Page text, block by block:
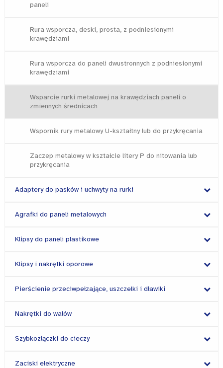
paneli
Rura wsporcza, deski, prosta, z podniesionymi
krawędziami
Rura wsporcza do paneli dwustronnych z podniesionymi
krawędziami
Wsparcie rurki metalowej na krawędziach paneli o
zmiennych średnicach
Wspornik rury metalowy U-kształtny lub do przykręcania
Zaczep metalowy w kształcie litery P do nitowania lub
przykręcania
Adaptery do pasków i uchwyty na rurki
Agrafki do paneli metalowych
Klipsy do paneli plastikowe
Klipsy i nakrętki oporowe
Pierścienie przeciwpełzające, uszczelki i dławiki
Nakrętki do wałów
Szybkozłączki do cieczy
Zaciski elektryczne